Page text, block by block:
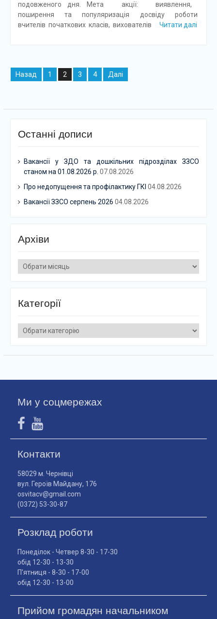
подовженого дня. Мета акції: виявлення,
поширення та популяризація досвіду роботи
вчителів початкових класів, вихователів
Читати далі
Навігація
записів
Назад 1 2 3 4 Далі
Останні дописи
Вакансії у ЗДО та дошкільних підрозділах ЗЗСО
станом на 01.08.2026 р. 07.08.2026
Про недопущення та профілактику ГКІ 04.08.2026
Вакансії ЗЗСО серпень 2026 04.08.2026
Архіви
Архіви
Категорії
Категорії
Ми у соцмережах
Контакти
58029 м. Чернівці
вул. Героїв Майдану, 176
osvitacv@gmail.com
(0372) 53-30-87
Розклад роботи
Понеділок - Четвер 8-30 - 17-30
обід 12-30 - 13-30
П'ятниця - 8-30 - 17-00
обід 12-30 - 13-00
Прийом громадян начальником